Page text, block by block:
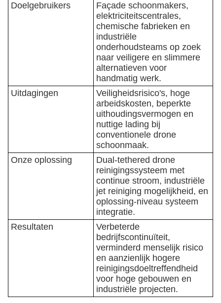
Doelgebruikers
Façade schoonmakers,
elektriciteitscentrales,
chemische fabrieken en
industriële
onderhoudsteams op zoek
naar veiligere en slimmere
alternatieven voor
handmatig werk.
Uitdagingen
Veiligheidsrisico's, hoge
arbeidskosten, beperkte
uithoudingsvermogen en
nuttige lading bij
conventionele drone
schoonmaak.
Onze oplossing
Dual-tethered drone
reinigingssysteem met
continue stroom, industriële
jet reiniging mogelijkheid, en
oplossing-niveau systeem
integratie.
Resultaten
Verbeterde
bedrijfscontinuïteit,
verminderd menselijk risico
en aanzienlijk hogere
reinigingsdoeltreffendheid
voor hoge gebouwen en
industriële projecten.